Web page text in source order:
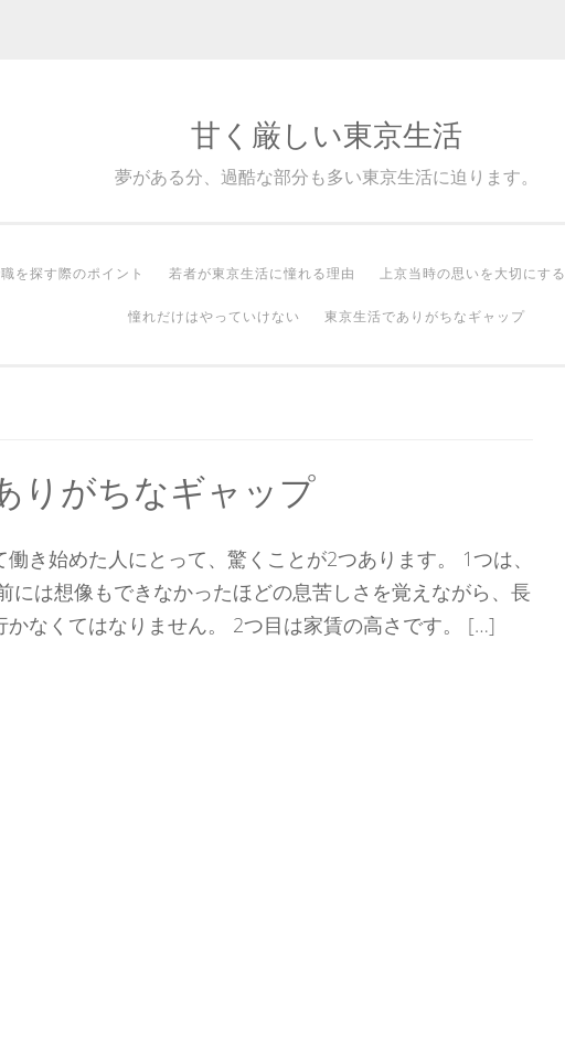
甘く厳しい東京生活
夢がある分、過酷な部分も多い東京生活に迫ります。
を探す際のポイント 若者が東京生活に憧れる理由 上京当時の思いを大切にする
憧れだけはやっていけない 東京生活でありがちなギャップ
りがちなギャップ
き始めた人にとって、驚くことが2つあります。 1つは、
には想像もできなかったほどの息苦しさを覚えながら、長
かなくてはなりません。 2つ目は家賃の高さです。 […]